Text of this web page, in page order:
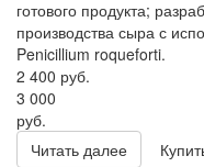
готового продукта;
производства сыра с
Penicillium roqueforti.
2 400 руб.
3 000
руб.
Читать далее